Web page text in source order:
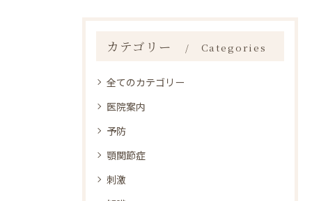
カテゴリー Categories
全てのカテゴリー
医院案内
予防
顎関節症
刺激